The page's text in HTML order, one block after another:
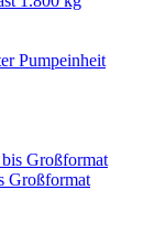
Pumpeinheit
Großformat